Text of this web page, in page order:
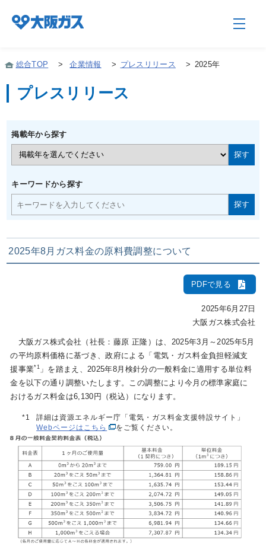
ご家庭のお客さま
業務用・産業用のお客さま
企業情報TOP
企業/グループについて
社会貢献
サステナビリティ
採用情報
プレスリリース
総合TOP > 企業情報 > プレスリリース > 2025年
プレスリリース
掲載年から探す
キーワードから探す
2025年8月ガス料金の原料費調整について
PDFで見る
2025年6月27日
大阪ガス株式会社
大阪ガス株式会社（社長：藤原 正隆）は、2025年3月～2025年5月
の平均原料価格に基づき、政府による「電気・ガス料金負担軽減支
援事業*1」を踏まえ、2025年8月検針分の一般料金に適用する単位料
金を以下の通り調整いたします。この調整により今月の標準家庭に
おけるガス料金は6,130円（税込）になります。
*1
詳細は資源エネルギー庁「電気・ガス料金支援特設サイト」
Webページはこちら
をご覧ください。